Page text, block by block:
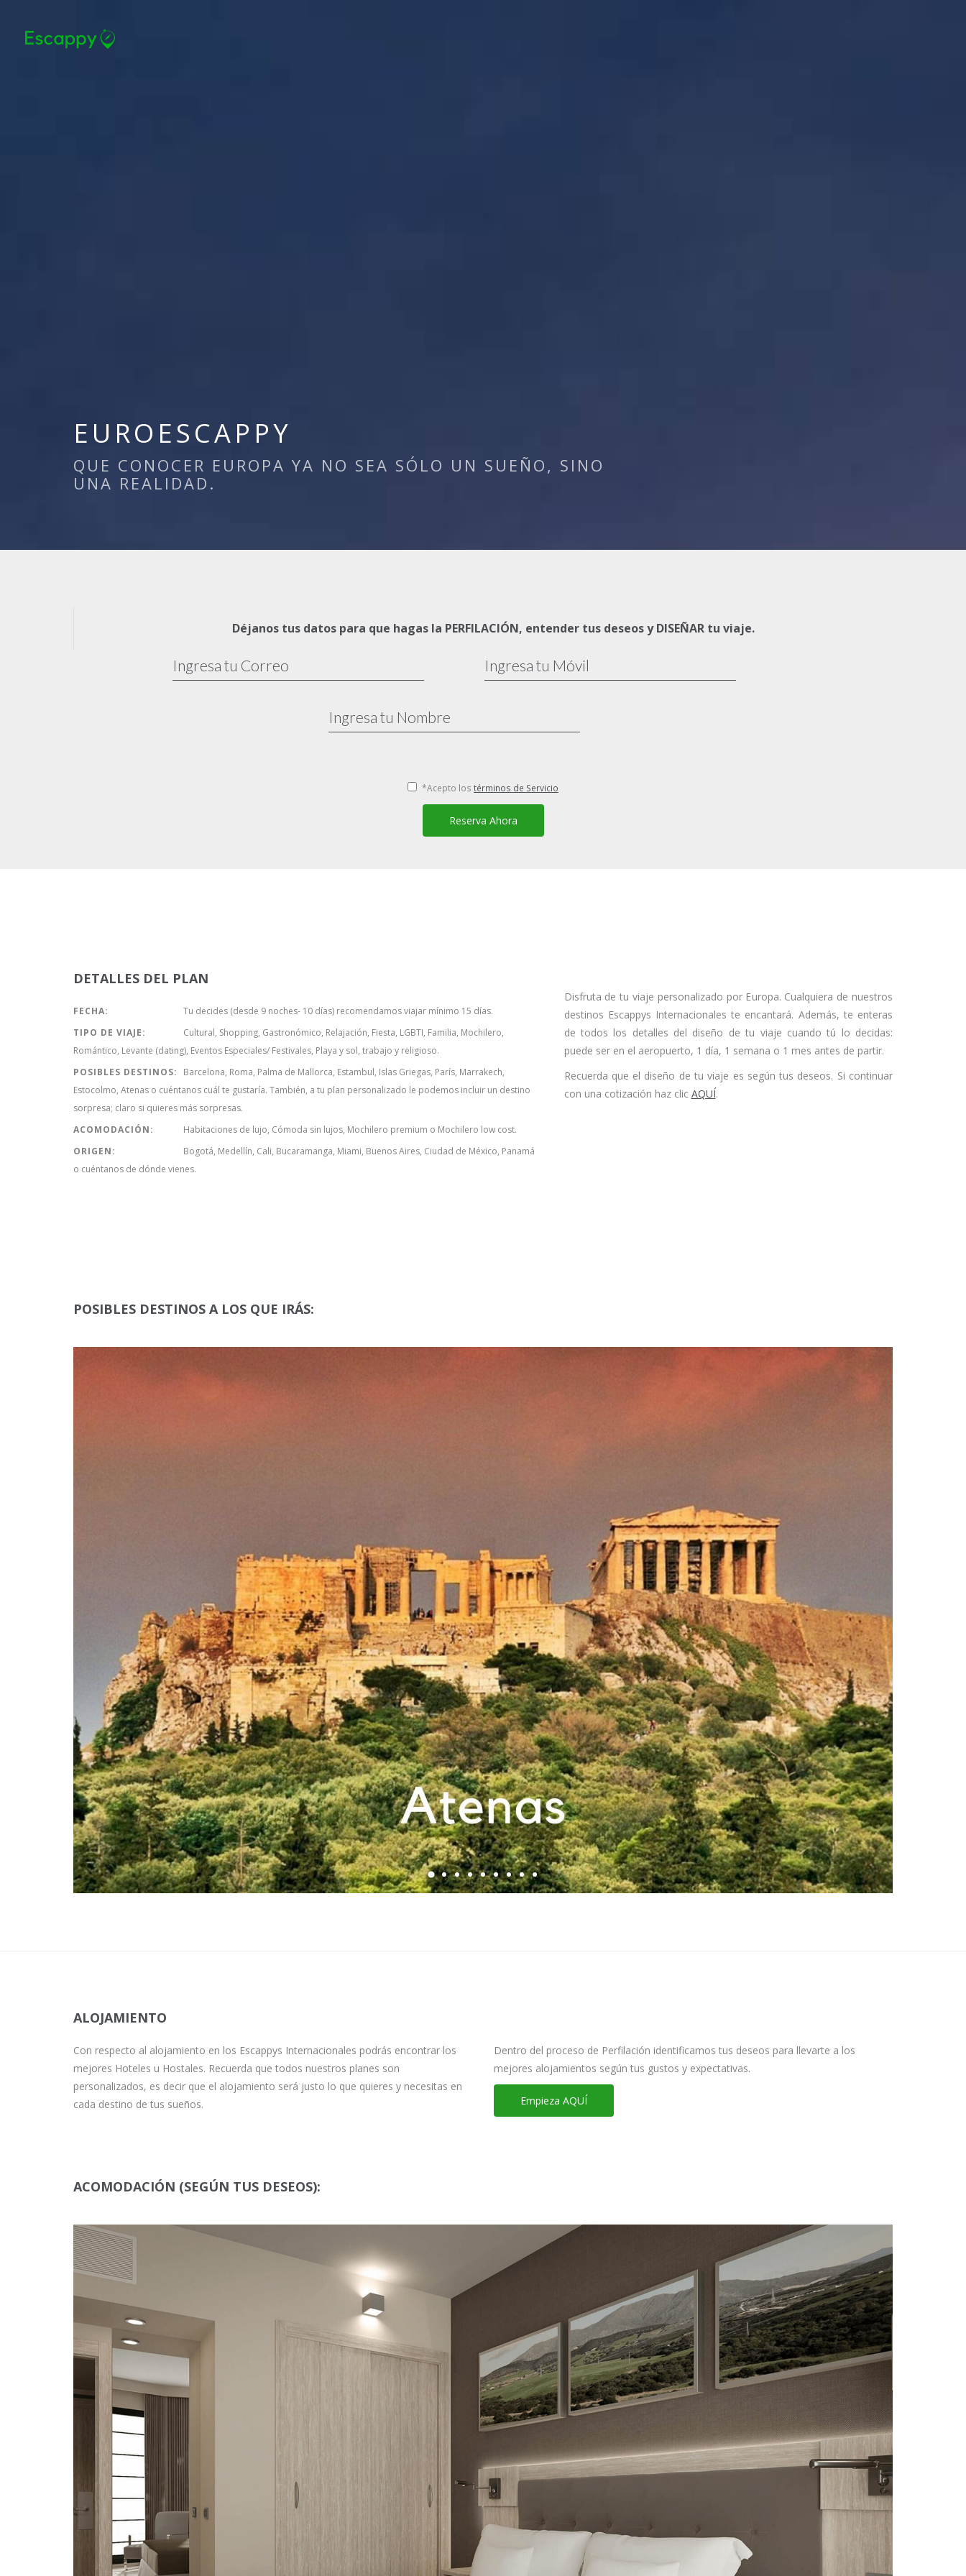
EUROESCAPPY
QUE CONOCER EUROPA YA NO SEA SÓLO UN SUEÑO, SINO
UNA REALIDAD.
Déjanos tus datos para que hagas la PERFILACIÓN, entender tus deseos y DISEÑAR tu viaje.
*Acepto los términos de Servicio
DETALLES DEL PLAN
FECHA:
Tu decides (desde 9 noches- 10 días) recomendamos viajar mínimo 15 días.
TIPO DE VIAJE:
Cultural, Shopping, Gastronómico, Relajación, Fiesta, LGBTI, Familia, Mochilero,
Romántico, Levante (dating), Eventos Especiales/ Festivales, Playa y sol, trabajo y religioso.
POSIBLES DESTINOS:
Barcelona, Roma, Palma de Mallorca, Estambul, Islas Griegas, París, Marrakech,
Estocolmo, Atenas o cuéntanos cuál te gustaría. También, a tu plan personalizado le podemos incluir un destino
sorpresa; claro si quieres más sorpresas.
ACOMODACIÓN:
Habitaciones de lujo, Cómoda sin lujos, Mochilero premium o Mochilero low cost.
ORIGEN:
Bogotá, Medellín, Cali, Bucaramanga, Miami, Buenos Aires, Ciudad de México, Panamá
o cuéntanos de dónde vienes.
Disfruta de tu viaje personalizado por Europa. Cualquiera de nuestros
destinos Escappys Internacionales te encantará. Además, te enteras
de todos los detalles del diseño de tu viaje cuando tú lo decidas:
puede ser en el aeropuerto, 1 día, 1 semana o 1 mes antes de partir.
Recuerda que el diseño de tu viaje es según tus deseos. Si continuar
con una cotización haz clic AQUÍ.
POSIBLES DESTINOS A LOS QUE IRÁS:
ALOJAMIENTO
Con respecto al alojamiento en los Escappys Internacionales podrás encontrar los
mejores Hoteles u Hostales. Recuerda que todos nuestros planes son
personalizados, es decir que el alojamiento será justo lo que quieres y necesitas en
cada destino de tus sueños.
Dentro del proceso de Perfilación identificamos tus deseos para llevarte a los
mejores alojamientos según tus gustos y expectativas.
Empieza AQUÍ
ACOMODACIÓN (SEGÚN TUS DESEOS):